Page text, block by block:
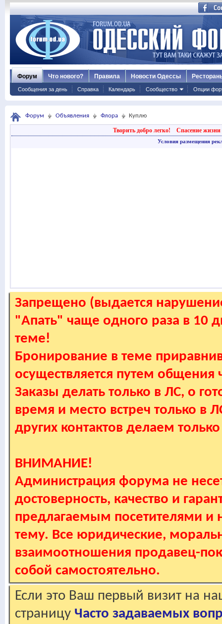
Форум
Сообщения за день Справка Календарь Сообщество Опции
Что нового? Правила Новости Одессы
Форум Объявления Флора Куплю
Творить добро легко! Спасение жизни
Условия размещения
Запрещено (выдается
"Апать" чаще одного раза в 10
теме!
Бронирование в теме
осуществляется путем
Заказы делать только в ЛС, о
время и место встреч только в
других контактов делаем
ВНИМАНИЕ!
Администрация форума не
достоверность, качество и
предлагаемым посетителями и
тему. Все юридические,
взаимоотношения продавец-
собой самостоятельно.
Если это Ваш первый визит на
страницу Часто задаваемых